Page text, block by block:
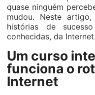
quase ninguém
mudou. Neste
histórias de
conhecidas, da Internet.
Um curso
funciona o
Internet